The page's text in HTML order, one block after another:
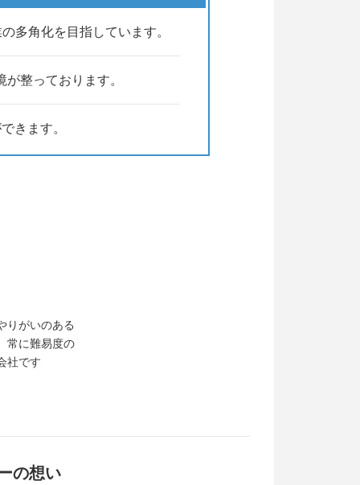
多角化を目指しています。
整っております。
きます。
りがいのある
常に難易度の
社です
の想い